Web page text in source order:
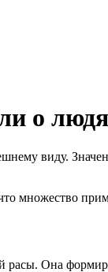
о
виду.
множество
Она